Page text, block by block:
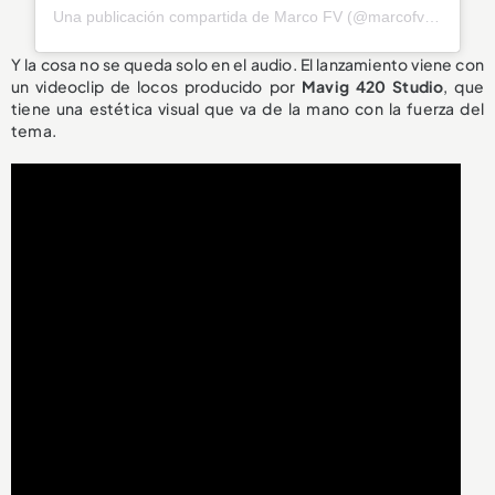
Y la cosa no se queda solo en el audio. El lanzamiento viene con
un videoclip de locos producido por Mavig 420 Studio, que
tiene una estética visual que va de la mano con la fuerza del
tema.